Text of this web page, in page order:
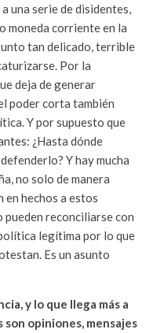
una serie de disidentes,
moneda corriente en la
tan delicado, terrible
Por la
deja de generar
poder corta también
Y por supuesto que
¿Hasta dónde
Y hay mucha
no solo de manera
en hechos a estos
reconciliarse con
legítima por lo que
Es un asunto
y lo que llega más a
son opiniones, mensajes